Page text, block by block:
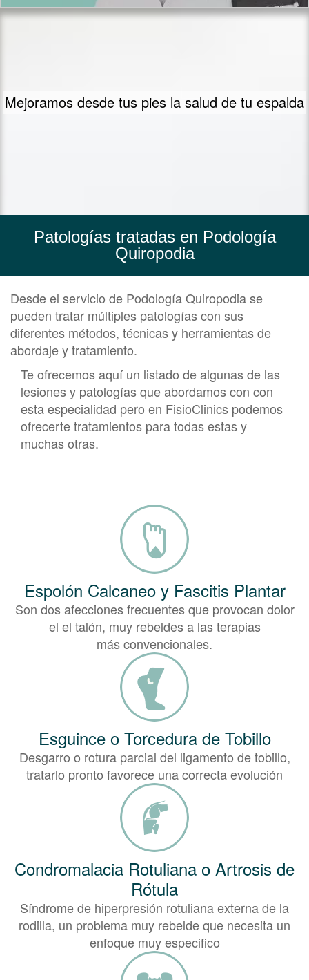
Medimos tu pisada para mejorar tu mecánica
Patologías tratadas en Podología
Quiropodia
Desde el servicio de Podología Quiropodia se
pueden tratar múltiples patologías con sus
diferentes métodos, técnicas y herramientas de
abordaje y tratamiento.
Te ofrecemos aquí un listado de algunas de las
lesiones y patologías que abordamos con con
esta especialidad pero en FisioClinics podemos
ofrecerte tratamientos para todas estas y
muchas otras.
Espolón Calcaneo y Fascitis Plantar
Son dos afecciones frecuentes que provocan dolor
el el talón, muy rebeldes a las terapias
más convencionales.
Esguince o Torcedura de Tobillo
Desgarro o rotura parcial del ligamento de tobillo,
tratarlo pronto favorece una correcta evolución
Condromalacia Rotuliana o Artrosis de
Rótula
Síndrome de hiperpresión rotuliana externa de la
rodilla, un problema muy rebelde que necesita un
enfoque muy especifico